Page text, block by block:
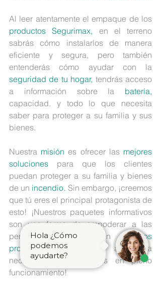
productos Segurimax, en el terreno
sabrás cómo instalarlos de manera
eficiente y segura, pero también
seguridad de tu hogar, tendrás acceso
a información sobre la batería,
capacidad. y todo lo que necesita
saber para proteger a su familia y sus
bienes.
Nuestra misión es ofrecer las mejores
soluciones para que los clientes
puedan proteger a su familia y bienes
de un incendio. Sin embargo, ¡creemos
que tú eres el principal protagonista de
esto! ¡Nuestros paquetes informativos
son una forma de empoderar a las
personas que compran nuestros
productos, dándoles la autonomía
necesaria para ponerlos en pleno
funcionamiento!
Hola ¿Cómo
podemos
ayudarte?